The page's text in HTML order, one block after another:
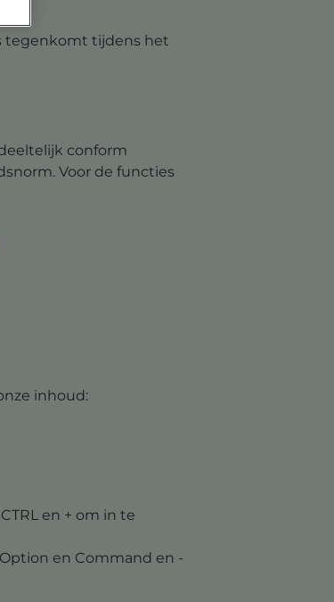
tegenkomt tijdens het
conform
Voor de functies
inhoud:
en + om in te
en Command en -